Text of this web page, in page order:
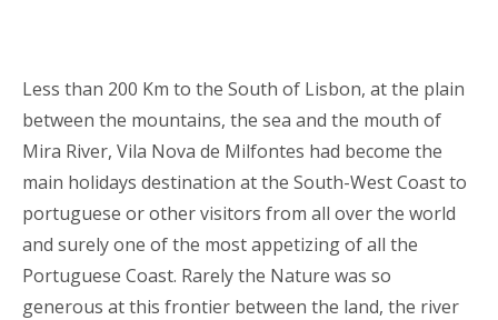
Less than 200 Km to the South of Lisbon, at the plain
between the mountains, the sea and the mouth of
Mira River, Vila Nova de Milfontes had become the
main holidays destination at the South-West Coast to
portuguese or other visitors from all over the world
and surely one of the most appetizing of all the
Portuguese Coast. Rarely the Nature was so
generous at this frontier between the land, the river